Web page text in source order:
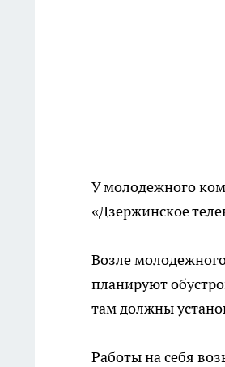
У молодежного
«Дзержинское
Возле
планируют
там должны
Работы на себя